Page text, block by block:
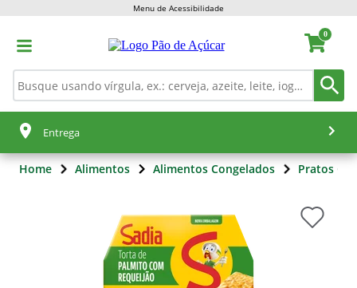
Menu de Acessibilidade
0
Entrega
Home Alimentos Alimentos Congelados Pratos